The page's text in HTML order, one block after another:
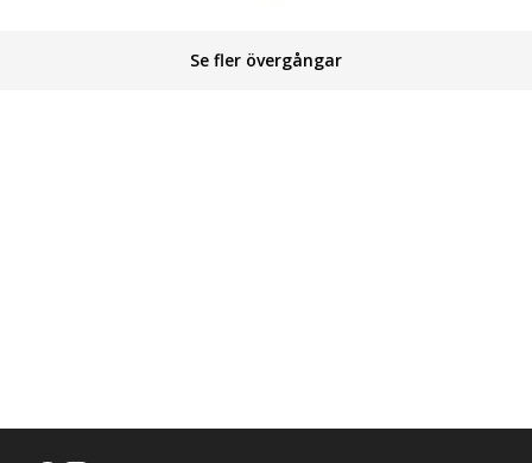
Se fler övergångar